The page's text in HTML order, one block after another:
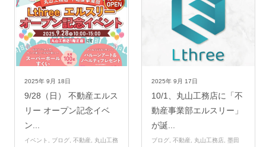
2025年9月 18日
9/28（日） 不動産エルス
リー オープン記念イベ
ン...
イベント ブログ ,不動産
丸山工務
2025年 9月 17日
10/1、丸山工務店に「不
動産事業部エルスリー」
が誕...
ブログ, 不動産, 丸山工務店, 墨田